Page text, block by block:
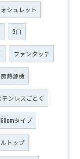
シュレット
3口
ファンタッチ
熱源機
テンレスごとく
タイプ
トップ